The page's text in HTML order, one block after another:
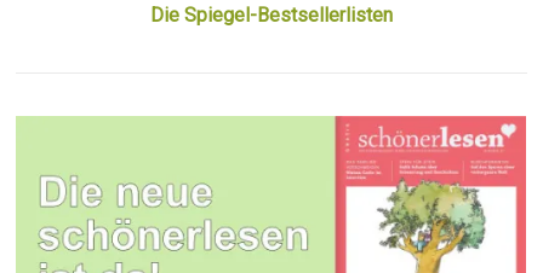
Die Spiegel-Bestsellerlisten